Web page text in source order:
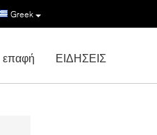
Greek
επαφή ΕΙΔΗΣΕΙΣ